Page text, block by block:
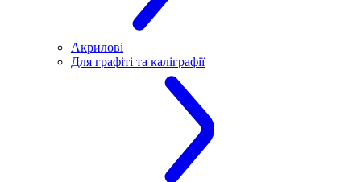
Акрилові
Для графіті та каліграфії